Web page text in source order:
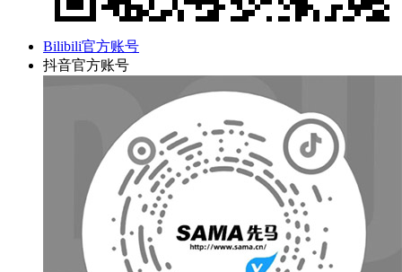
Bilibili官方账号
抖音官方账号